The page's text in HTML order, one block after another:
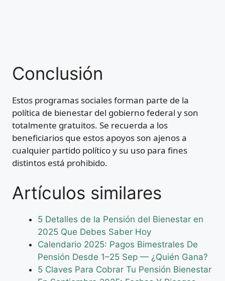
Conclusión
Estos programas sociales forman parte de la
política de bienestar del gobierno federal y son
totalmente gratuitos. Se recuerda a los
beneficiarios que estos apoyos son ajenos a
cualquier partido político y su uso para fines
distintos está prohibido.
Artículos similares
5 Detalles de la Pensión del Bienestar en
2025 Que Debes Saber Hoy
Calendario 2025: Pagos Bimestrales De
Pensión Desde 1–25 Sep — ¿Quién Gana?
5 Claves Para Cobrar Tu Pensión Bienestar